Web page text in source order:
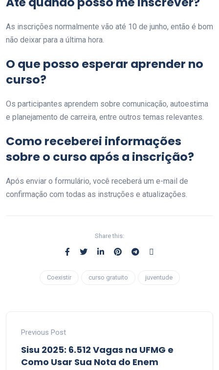
As inscrições normalmente vão até 10 de junho, então é bom
não deixar para a última hora.
O que posso esperar aprender no
curso?
Os participantes aprendem sobre comunicação, autoestima
e planejamento de carreira, entre outros temas relevantes.
Como receberei informações
sobre o curso após a inscrição?
Após enviar o formulário, você receberá um e-mail de
confirmação com todas as instruções e atualizações.
Share this:
Coexistir curso gratuito juventude
Previous Post
Sisu 2025: 6.512 Vagas na UFMG e
Como Usar Sua Nota do Enem